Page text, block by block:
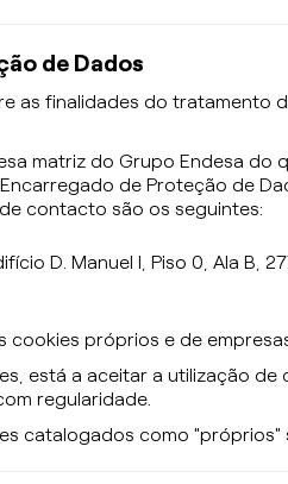
de Dados
as finalidades do
matriz do Grupo Endesa
de Proteção de
contacto são os seguintes:
D. Manuel I, Piso 0, Ala B,
cookies próprios e de
está a aceitar a utilização
regularidade.
catalogados como "próprios"